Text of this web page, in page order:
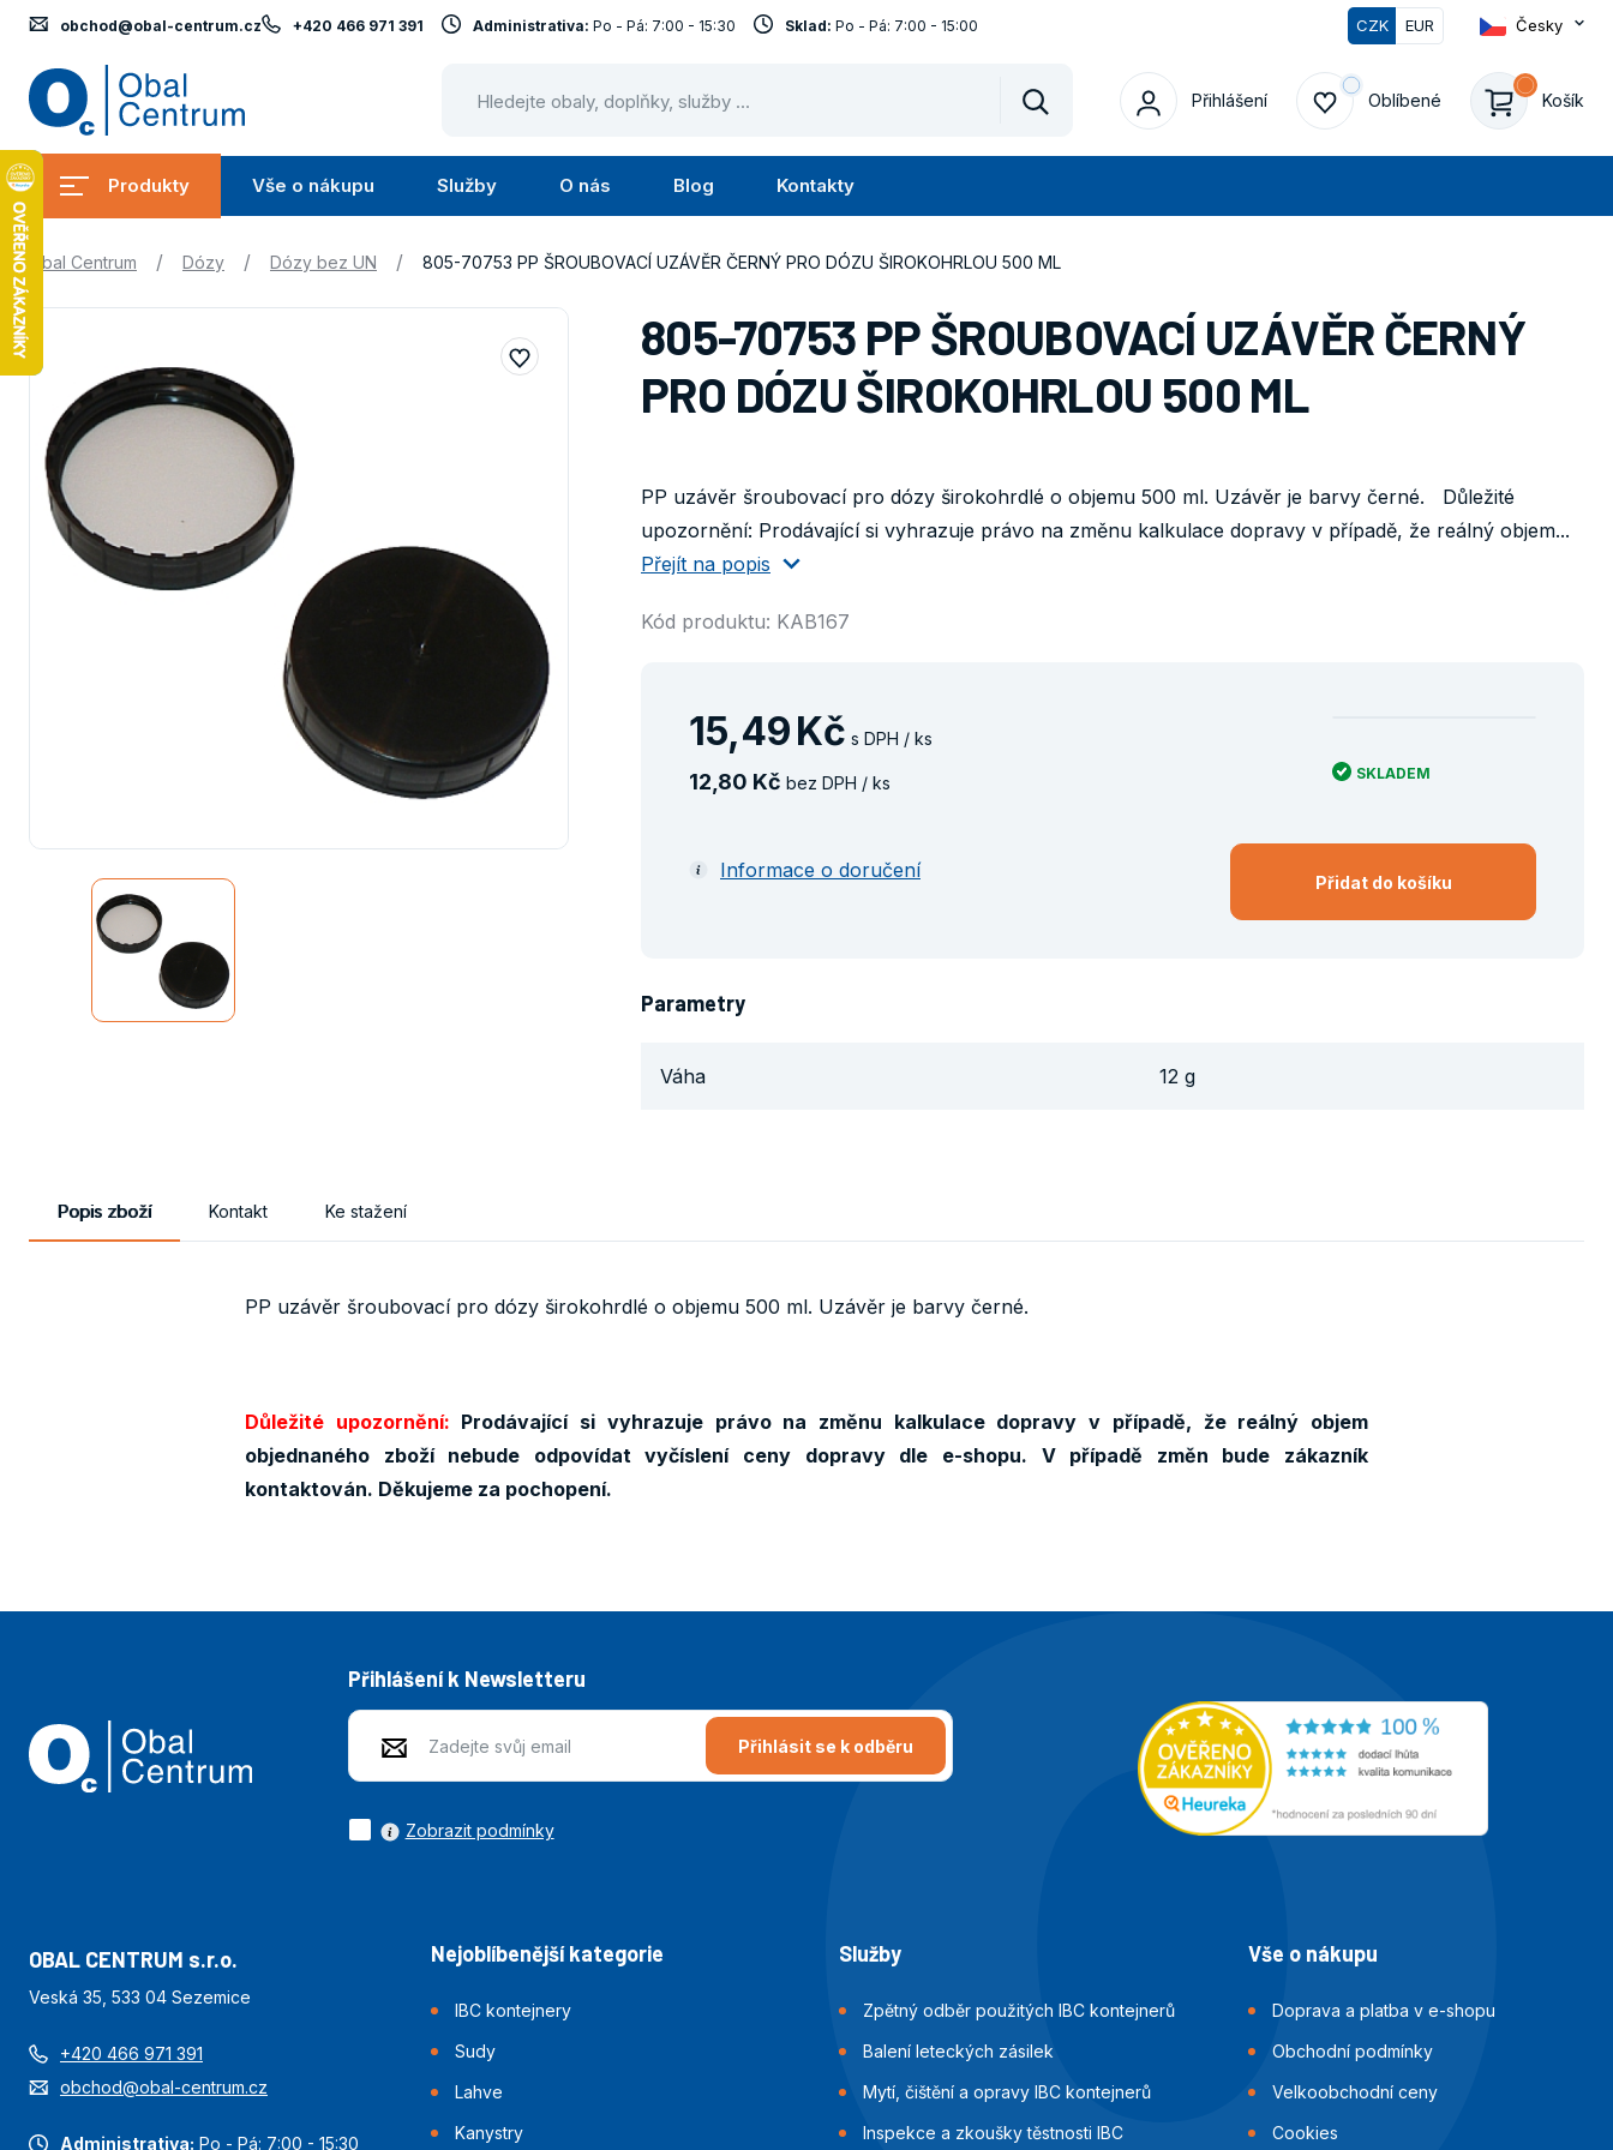
CZK EUR Česky
Vyhledat
Přihlášení Oblíbené Košík
0
Produkty
Submenu
Produkty
Vše o nákupu
Submenu
Vše
Služby
Submenu
Služby
O nás
Submenu
O
Blog Kontakty
obchod@obal-centrum.cz +420 466 971 391 Administrativa: Po - Pá: 7:00 - 15:30 Sklad: Po - Pá: 7:00 - 15:00
Obal Centrum / Dózy / Dózy bez UN / 805-70753 PP ŠROUBOVACÍ UZÁVĚR ČERNÝ PRO DÓZU ŠIROKOHRLOU 500 ML
805-70753 PP ŠROUBOVACÍ UZÁVĚR ČERNÝ
PRO DÓZU ŠIROKOHRLOU 500 ML
PP uzávěr šroubovací pro dózy širokohrdlé o objemu 500 ml. Uzávěr je barvy černé. Důležité
upozornění: Prodávající si vyhrazuje právo na změnu kalkulace dopravy v případě, že reálný objem...
Přejít na popis
Kód produktu: KAB167
15,49Kč s DPH / ks
12 80 Kč bez DPH / ks SKLADEM
Informace o doručení Přidat do košíku
Parametry
Váha 12 g
Popis zboží Kontakt Ke stažení
PP uzávěr šroubovací pro dózy širokohrdlé o objemu 500 ml. Uzávěr je barvy černé.
Důležité upozornění: Prodávající si vyhrazuje právo na změnu kalkulace dopravy v případě, že reálný objem
objednaného zboží nebude odpovídat vyčíslení ceny dopravy dle e-shopu. V případě změn bude zákazník
kontaktován. Děkujeme za pochopení.
Přihlášení k Newsletteru
Přihlásit se k odběru
Zobrazit podmínky
OBAL CENTRUM s.r.o.
Veská 35, 533 04 Sezemice
+420 466 971 391
obchod@obal-centrum.cz
Administrativa: Po - Pá: 7:00 - 15:30
Nejoblíbenější kategorie
IBC kontejnery
Sudy
Lahve
Kanystry
Služby
Zpětný odběr použitých IBC kontejnerů
Balení leteckých zásilek
Mytí, čištění a opravy IBC kontejnerů
Inspekce a zkoušky těstnosti IBC
Vše o nákupu
Doprava a platba v e-shopu
Obchodní podmínky
Velkoobchodní ceny
Cookies